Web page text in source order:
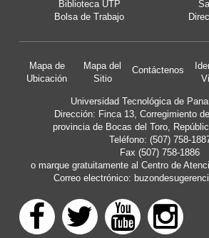
Biblioteca UTP
Bolsa de Trabajo
Mapa de
Ubicación
Mapa del
Sitio
Contáctenos
Universidad Tecnológica de
Dirección: Finca 13, Corregimiento
provincia de Bocas del Toro,
Teléfono: (507) 758-
Fax (507) 758-1886
o marque gratuitamente al Centro de
Correo electrónico: